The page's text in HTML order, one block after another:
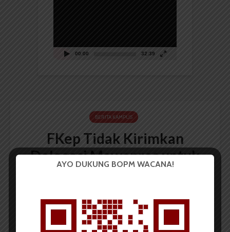
00:00 32:39
BERITA KAMPUS
FKep Tidak Kirimkan
Delegasi Mawapres untuk
2 menit waktu baca
Sri Wahyuni Fatmawati P
AYO DUKUNG BOPM WACANA!